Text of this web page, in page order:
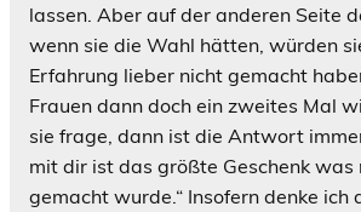
lassen. Aber auf der anderen Seite
wenn sie die Wahl hätten, würden
Erfahrung lieber nicht gemacht
Frauen dann doch ein zweites Mal
sie frage, dann ist die Antwort
mit dir ist das größte Geschenk was
gemacht wurde.“ Insofern denke ich